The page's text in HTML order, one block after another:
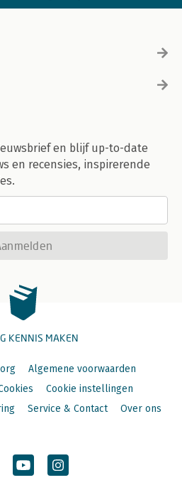
en blijf up-to-date
en recensies, inspirerende
KENNIS MAKEN
Algemene voorwaarden
Cookie instellingen
Service & Contact Over ons